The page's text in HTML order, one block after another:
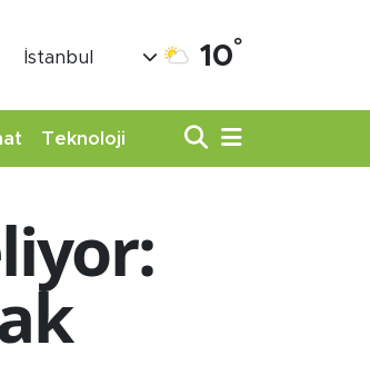
İstanbul 10°
Teknoloji